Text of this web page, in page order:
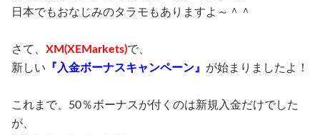
日本でもおなじみのタラモもありますよ～＾＾
さて、 XM(XEMarkets)で、
新しい 『入金ボーナスキャンペーン』 が始まりましたよ！
これまで、50％ボーナスが付くのは新規入金だけでした
が、